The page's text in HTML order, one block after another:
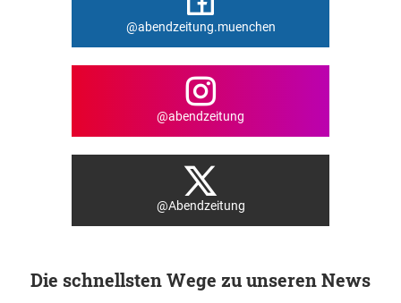
@abendzeitung.muenchen
@abendzeitung
@Abendzeitung
Die schnellsten Wege zu unseren News